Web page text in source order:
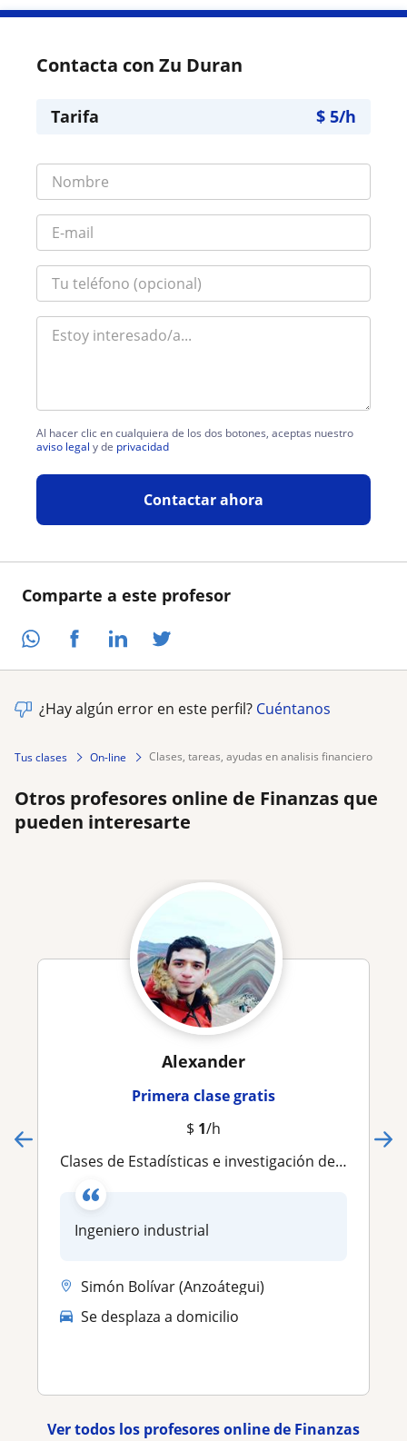
Comparte a este profesor
Contacta con Zu Duran
Tarifa $ 5/h
Al hacer clic en cualquiera de los dos botones, aceptas nuestro
aviso legal y de privacidad
Contactar ahora
¿Hay algún error en este perfil? Cuéntanos
Tus clases On-line clases, tareas, ayudas en analisis financiero
Otros profesores online de Finanzas que
pueden interesarte
Alexander
Primera clase gratis
$ 1/h
Clases de Estadísticas e investigación de operaciones
Ingeniero industrial
Simón Bolívar (Anzoátegui)
Se desplaza a domicilio
Ver todos los profesores online de Finanzas